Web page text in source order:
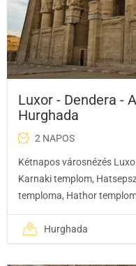
Luxor - Dendera -
Hurghada
2 NAPOS
Kétnapos városnézés
Karnaki templom,
temploma, Hathor
Hurghada